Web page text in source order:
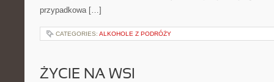
przypadkowa […]
CATEGORIES: ALKOHOLE Z PODRÓŻY
ŻYCIE NA WSI